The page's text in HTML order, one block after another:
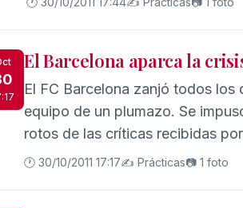
El Barcelona aparca la
El FC Barcelona zanjó todos
equipo de un plumazo. Se
rotos de las críticas recibidas
Granada y al Sevilla.
🕐 30/10/2011 17:17✍️ Prácticas📷 1 foto